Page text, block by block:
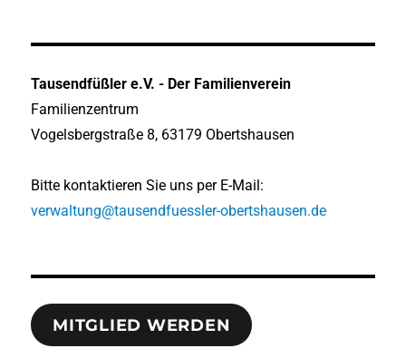
Tausendfüßler e.V. - Der Familienverein
Familienzentrum
Vogelsbergstraße 8, 63179 Obertshausen
Bitte kontaktieren Sie uns per E-Mail:
verwaltung@tausendfuessler-obertshausen.de
MITGLIED WERDEN